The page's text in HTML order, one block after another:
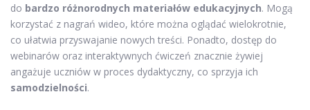
do bardzo różnorodnych materiałów edukacyjnych. Mogą
korzystać z nagrań wideo, które można oglądać wielokrotnie,
co ułatwia przyswajanie nowych treści. Ponadto, dostęp do
webinarów oraz interaktywnych ćwiczeń znacznie żywiej
angażuje uczniów w proces dydaktyczny, co sprzyja ich
samodzielności.